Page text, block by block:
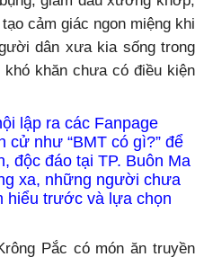
cảm giác ngon miệng khi
dân xưa kia sống trong
khăn chưa có điều kiện
lập ra các Fanpage
cử như “BMT có gì?” để
độc đáo tại TP. Buôn Ma
xa, những người chưa
hiểu trước và lựa chọn
Pắc có món ăn truyền